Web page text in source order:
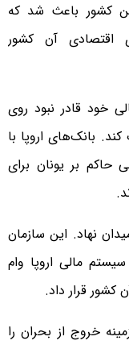
کشور باعث شد که
اقتصادی آن کشور
خود قادر نبود روی
بانک‌های اروپا با
حاکم بر یونان برای
نهاد. این سازمان
مالی اروپا وام
کشور قرار داد.
خروج از بحران را